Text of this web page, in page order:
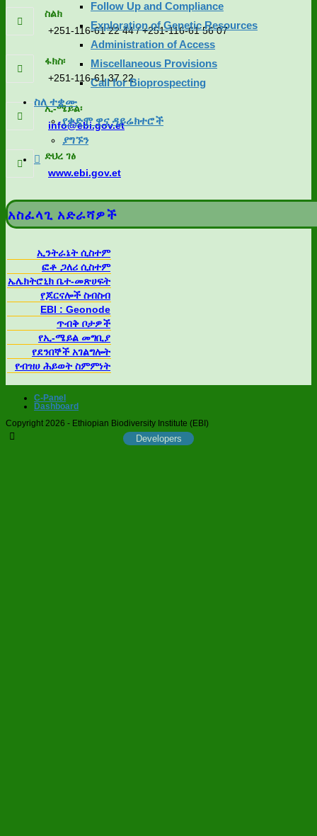
Follow Up and Compliance
Exploration of Genetic Resources
Administration of Access
Miscellaneous Provisions
Call for Bioprospecting
ስለ ተቋሙ
የቀድሞ ዋና ዳይሬክተሮች
ያግኙን
Developers
ስልክ
+251-116-61 22 44 / +251-116-61 56 07
ፋክስ፡
+251-116-61 37 22
ኢ-ሜይል፡
info@ebi.gov.et
ድህረ ገፅ
www.ebi.gov.et
አስፈላጊ አድራሻዎች
ኢንትራኔት ሲስተም
ፎቶ ጋለሪ ሲስተም
ኤሌክትሮኒክ ቤተ-መጽሀፍት
የጆርናሎች ስብስብ
EBI : Geonode
ጥብቅ ቦታዎች
የኢ-ሜይል መግቢያ
የደንበኞች አገልግሎት
የብዝሀ ሕይወት ስምምነት
C-Panel
Dashboard
Copyright 2026 - Ethiopian Biodiversity Institute (EBI)